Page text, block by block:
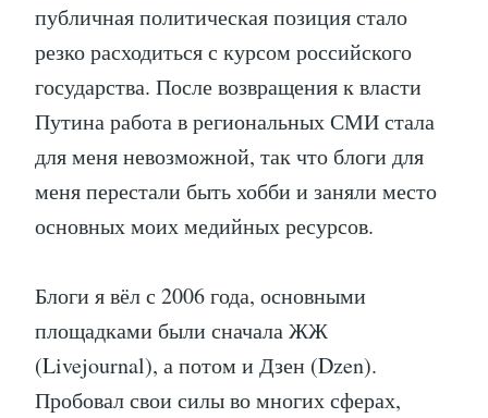
публичная политическая позиция стало
резко расходиться с курсом российского
государства. После возвращения к власти
Путина работа в региональных СМИ стала
для меня невозможной, так что блоги для
меня перестали быть хобби и заняли место
основных моих медийных ресурсов.
Блоги я вёл с 2006 года, основными
площадками были сначала ЖЖ
(Livejournal), а потом и Дзен (Dzen).
Пробовал свои силы во многих сферах,